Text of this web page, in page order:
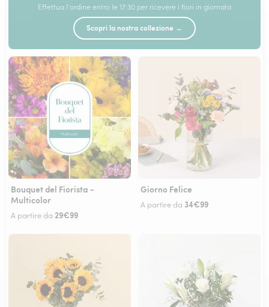
Effettua l'ordine entro le 17:30 per ricevere i fiori in giornata
Scopri la nostra collezione →
Bouquet del Fiorista -
Multicolor
A partire da 29€99
Giorno Felice
A partire da 34€99